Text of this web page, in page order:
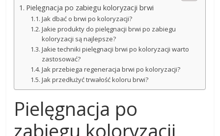
Pielęgnacja po zabiegu koloryzacji brwi
Jak dbać o brwi po koloryzacji?
Jakie produkty do pielęgnacji brwi po zabiegu
koloryzacji są najlepsze?
Jakie techniki pielęgnacji brwi po koloryzacji warto
zastosować?
Jak przebiega regeneracja brwi po koloryzacji?
Jak przedłużyć trwałość koloru brwi?
Pielęgnacja po
zabiegu koloryzacji